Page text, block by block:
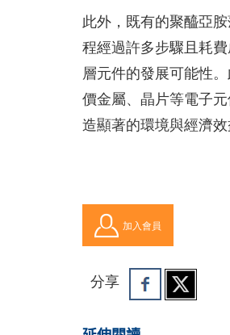
此外，既有的聚醯亞
程經過許多步驟且耗
層元件的發展可能性
價金屬、晶片等電子
造顯著的環境與經濟效
加入會員
分享